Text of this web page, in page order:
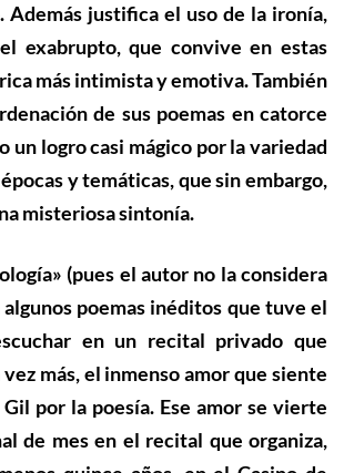
Además justifica el uso de la ironía,
exabrupto, que convive en estas
más intimista y emotiva.También
de sus poemas en catorce
un logro casi mágico por la variedad
y temáticas, que sin embargo,
misteriosa sintonía.
» (pues el autor no la considera
algunos poemas inéditos que tuve el
en un recital privado que
más, el inmenso amor que siente
por la poesía. Ese amor se vierte
de mes en el recital que organiza,